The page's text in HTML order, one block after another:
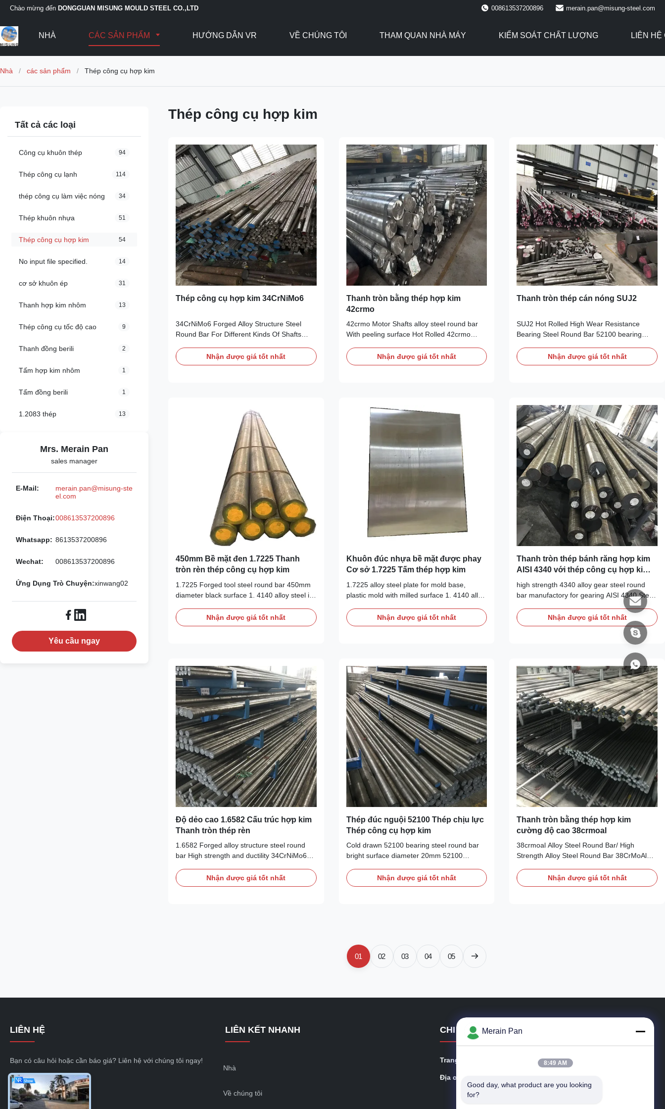
Chào mừng đến DONGGUAN MISUNG MOULD STEEL CO.,LTD 008613537200896 merain.pan@misung-steel.com
NHÀ CÁC SẢN PHẨM HƯỚNG DẪN VR VỀ CHÚNG TÔI THAM QUAN NHÀ MÁY KIỂM SOÁT CHẤT LƯỢNG LIÊN HỆ
Nhà / các sản phẩm / Thép công cụ hợp kim
Tất cả các loại
Công cụ khuôn thép 94
Thép công cụ lạnh 114
thép công cụ làm việc nóng 34
Thép khuôn nhựa 51
Thép công cụ hợp kim 54
No input file specified. 14
cơ sở khuôn ép 31
Thanh hợp kim nhôm 13
Thép công cụ tốc độ cao 9
Thanh đồng berili 2
Tấm hợp kim nhôm 1
Tấm đồng berili 1
1.2083 thép 13
Mrs. Merain Pan
sales manager
E-Mail:
merain.pan@misung-ste
el.com
Điện Thoại:008613537200896
Whatsapp: 8613537200896
Wechat: 008613537200896
Ứng Dụng Trò Chuyện:xinwang02
Yêu cầu ngay
Thép công cụ hợp kim
Thép công cụ hợp kim 34CrNiMo6
34CrNiMo6 Forged Alloy Structure Steel
Round Bar For Different Kinds Of Shafts
1.6582, we can supply the steel round bar,
steel flat bar, steel sheet, plate and square
Nhận được giá tốt nhất
Thanh tròn bằng thép hợp kim
42crmo
42crmo Motor Shafts alloy steel round bar
With peeling surface Hot Rolled 42crmo
Turned Surface 1. 4140 alloy steel is a 1%
chromium - molybdenum medium
Nhận được giá tốt nhất
Thanh tròn thép cán nóng SUJ2
SUJ2 Hot Rolled High Wear Resistance
Bearing Steel Round Bar 52100 bearing
features of high wear resistance and rolling
fatigue strength. High-carbon chromium
Nhận được giá tốt nhất
450mm Bề mặt đen 1.7225 Thanh
tròn rèn thép công cụ hợp kim
1.7225 Forged tool steel round bar 450mm
diameter black surface 1. 4140 alloy steel is
hardenability general purpose high tensile
steel - generally supplied hardened and
Nhận được giá tốt nhất
Khuôn đúc nhựa bề mặt được phay
Cơ sở 1.7225 Tấm thép hợp kim
1.7225 alloy steel plate for mold base,
plastic mold with milled surface 1. 4140 alloy
medium hardenability general purpose high
tensile steel - generally supplied hardened
Nhận được giá tốt nhất
Thanh tròn thép bánh răng hợp kim
AISI 4340 với thép công cụ hợp kim
cường độ cao
high strength 4340 alloy gear steel round
bar manufactory for gearing AISI 4340 Steel
Manufacturer and Exporter supplying
Round, Square, Flat, Block and Shaft etc.
AISI 4340 is defined as a heat treatable low
alloy steel containing 0.8% Cr, 0.2% Mo and
1.8% Ni as strengthening alloying elements.
Nhận được giá tốt nhất
Độ dẻo cao 1.6582 Cấu trúc hợp kim
Thanh tròn thép rèn
1.6582 Forged alloy structure steel round
bar High strength and ductility 34CrNiMo6
can supply the steel round bar, steel flat bar,
steel sheet, plate and square block. Round
Nhận được giá tốt nhất
Thép đúc nguội 52100 Thép chịu lực
Thép công cụ hợp kim
Cold drawn 52100 bearing steel round bar
bright surface diameter 20mm 52100
features of high wear resistance and rolling
fatigue strength. High-carbon chromium
Nhận được giá tốt nhất
Thanh tròn bằng thép hợp kim
cường độ cao 38crmoal
38crmoal Alloy Steel Round Bar/ High
Strength Alloy Steel Round Bar 38CrMoAl
grade nitriding steel. On the basis of
ordinary carbon Bai plain steel, nitrogen
Nhận được giá tốt nhất
01 02 03 04 05
LIÊN HỆ
Bạn có câu hỏi hoặc cần báo giá? Liên hệ với chúng tôi ngay!
Yêu cầu ngay
LIÊN KẾT NHANH
Nhà
Về chúng tôi
CHI TIẾT LIÊN HỆ
Trang web: moldtoolsteel.com
Địa chỉ:
n wangniu dun, thành phố Đông Quan. Tỉnh quảng đô
Merain Pan
8:49 AM
Good day, what product are you looking
for?